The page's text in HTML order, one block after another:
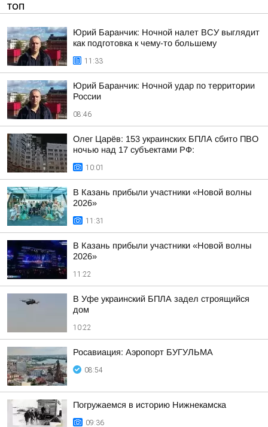
ТОП
Юрий Баранчик: Ночной налет ВСУ выглядит
как подготовка к чему-то большему
11:33
Юрий Баранчик: Ночной удар по территории
России
08:46
Олег Царёв: 153 украинских БПЛА сбито ПВО
ночью над 17 субъектами РФ:
10:01
В Казань прибыли участники «Новой волны
2026»
11:31
В Казань прибыли участники «Новой волны
2026»
11:22
В Уфе украинский БПЛА задел строящийся
дом
10:22
Росавиация: Аэропорт БУГУЛЬМА
08:54
Погружаемся в историю Нижнекамска
09:36